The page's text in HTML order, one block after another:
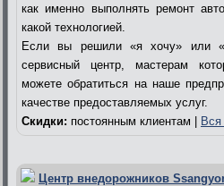
как именно выполнять ремонт
какой технологией.
Если вы решили «я хочу» или
сервисный центр, мастерам
можете обратиться на наше
качестве предоставляемых услуг.
Скидки: постоянным клиентам | Вся
Центр внедорожников